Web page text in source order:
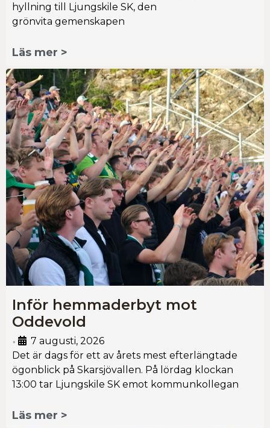
hyllning till Ljungskile SK, den
grönvita gemenskapen
Läs mer >
Inför hemmaderbyt mot
Oddevold
•
7 augusti, 2026
Det är dags för ett av årets mest efterlängtade
ögonblick på Skarsjövallen. På lördag klockan
13:00 tar Ljungskile SK emot kommunkollegan
Läs mer >